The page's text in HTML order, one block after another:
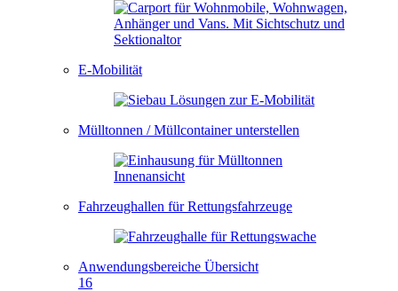
E-Mobilität
Mülltonnen / Müllcontainer unterstellen
Fahrzeughallen für Rettungsfahrzeuge
Anwendungsbereiche Übersicht
16